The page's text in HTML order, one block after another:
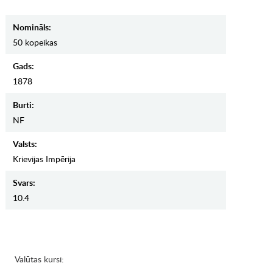
Nomināls:
50 kopeikas
Gads:
1878
Burti:
NF
Valsts:
Krievijas Impērija
Svars:
10.4
Valūtas kursi: